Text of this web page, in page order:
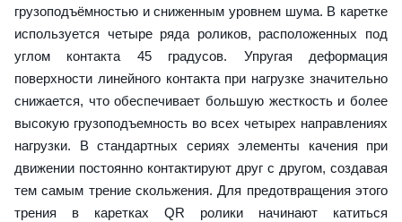
грузоподъёмностью и сниженным уровнем шума. В каретке
используется четыре ряда роликов, расположенных под
углом контакта 45 градусов. Упругая деформация
поверхности линейного контакта при нагрузке значительно
снижается, что обеспечивает большую жесткость и более
высокую грузоподъемность во всех четырех направлениях
нагрузки. В стандартных сериях элементы качения при
движении постоянно контактируют друг с другом, создавая
тем самым трение скольжения. Для предотвращения этого
трения в каретках QR ролики начинают катиться